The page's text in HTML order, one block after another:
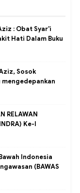
: Obat Syar'i
Hati Dalam Buku
Sosok
mengedepankan
RELAWAN
Ke-I
Indonesia
(BAWAS